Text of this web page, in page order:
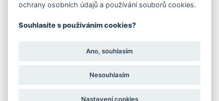
KORESP. ADRESA A SKLAD
ochrany osobních údajů a používání souborů cookies.
Souhlasíte s používáním cookies?
Ano, souhlasím
Nesouhlasím
Nastavení cookies